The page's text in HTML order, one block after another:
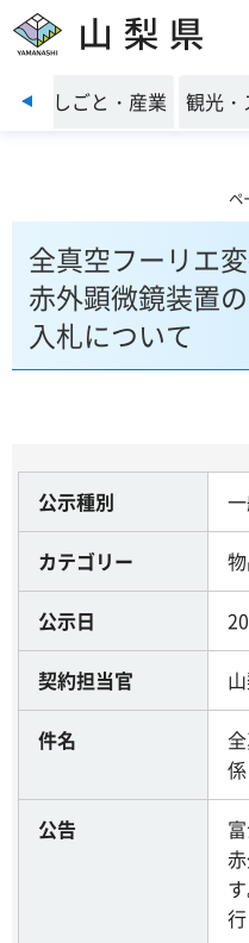
山梨県
前のスライドを表示
境 しごと・産業 観光・
ペ
全真空フーリエ
赤外顕微鏡装置
入札について
公示種別
カテゴリー
公示日
契約担当官
件名
公告